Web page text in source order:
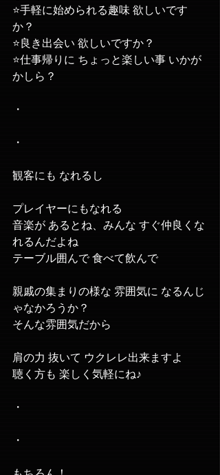
⭐️手軽に始められる趣味 欲しいです
か？
⭐️良き出会い 欲しいですか？
⭐️仕事帰りに ちょっと楽しい事 いかが
かしら？
・
・
観客にも なれるし
プレイヤーにもなれる
音楽が あるとね、みんな すぐ仲良くな
れるんだよね
テーブル囲んで 食べて飲んで
親戚の集まりの様な 雰囲気に なるんじ
ゃなかろうか？
そんな雰囲気だから
肩の力 抜いて ウクレレ出来ますよ
聴く方も 楽しく気軽にね♪
・
・